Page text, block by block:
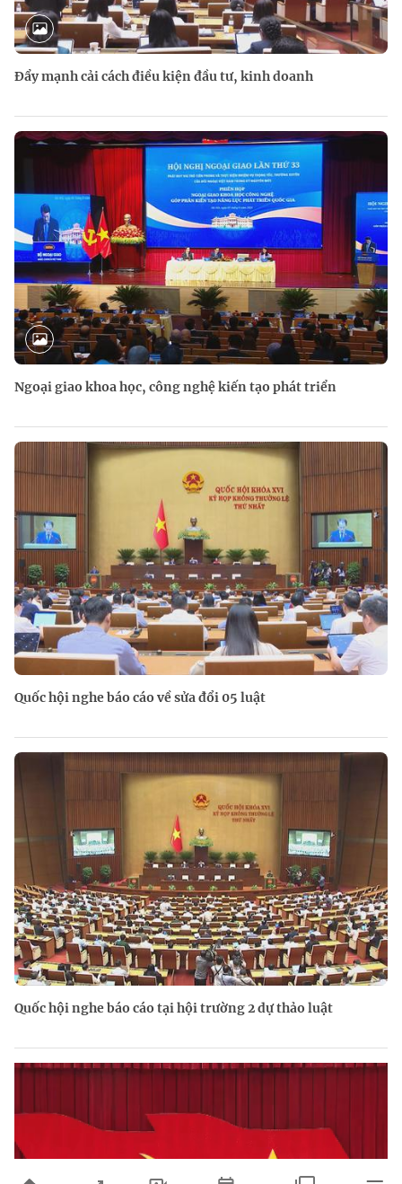
Đẩy mạnh cải cách điều kiện đầu tư, kinh doanh
Ngoại giao khoa học, công nghệ kiến tạo phát triển
Quốc hội nghe báo cáo về sửa đổi 05 luật
Quốc hội nghe báo cáo tại hội trường 2 dự thảo luật